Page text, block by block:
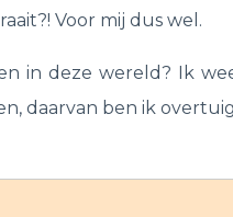
Voor mij dus wel.
in deze wereld? Ik
daarvan ben ik